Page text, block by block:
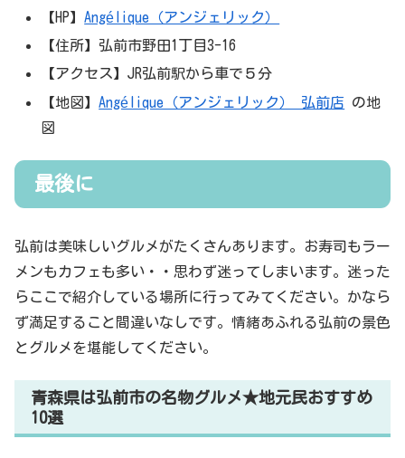
【HP】Angélique（アンジェリック）
【住所】弘前市野田1丁目3-16
【アクセス】JR弘前駅から車で５分
【地図】Angélique（アンジェリック） 弘前店 の地
図
最後に
弘前は美味しいグルメがたくさんあります。お寿司もラー
メンもカフェも多い・・思わず迷ってしまいます。迷った
らここで紹介している場所に行ってみてください。かなら
ず満足すること間違いなしです。情緒あふれる弘前の景色
とグルメを堪能してください。
青森県は弘前市の名物グルメ★地元民おすすめ
10選